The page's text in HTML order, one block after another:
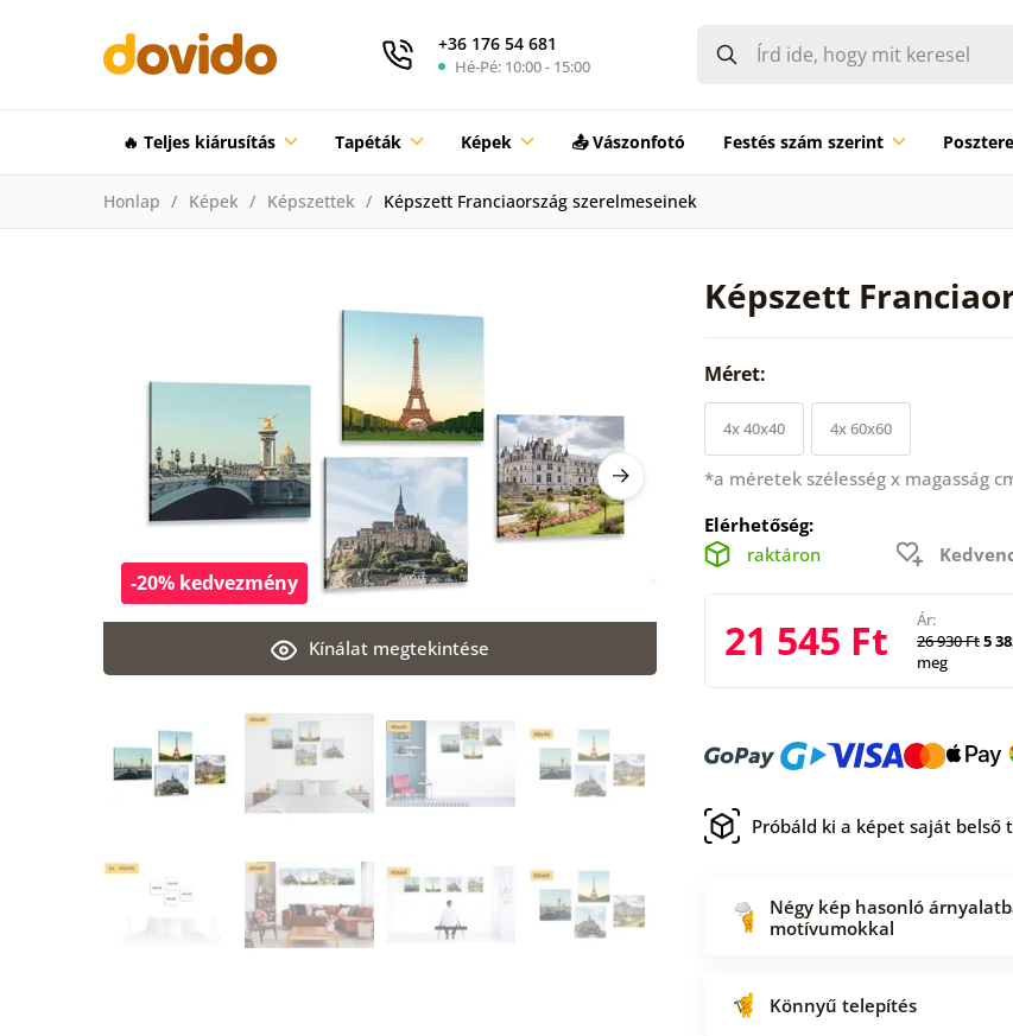
+36 176 54 681
Hé-Pé: 10:00 - 15:00
🔥 Teljes kiárusítás Tapéták Képek 📤 Vászonfotó Festés szám szerint
Honlap Képek Képszettek Képszett Franciaország szerelmeseinek
Képszett
Kínálat megtekintése
-20% kedvezmény
Méret:
4x 40x40 4x 60x60
*a méretek szélesség x magasság
Elérhetőség:
raktáron
21 545 Ft
Ár:
26 930 Ft5
meg
Próbáld ki a képet saját belső
Négy kép hasonló
motívumokkal
Könnyű telepítés